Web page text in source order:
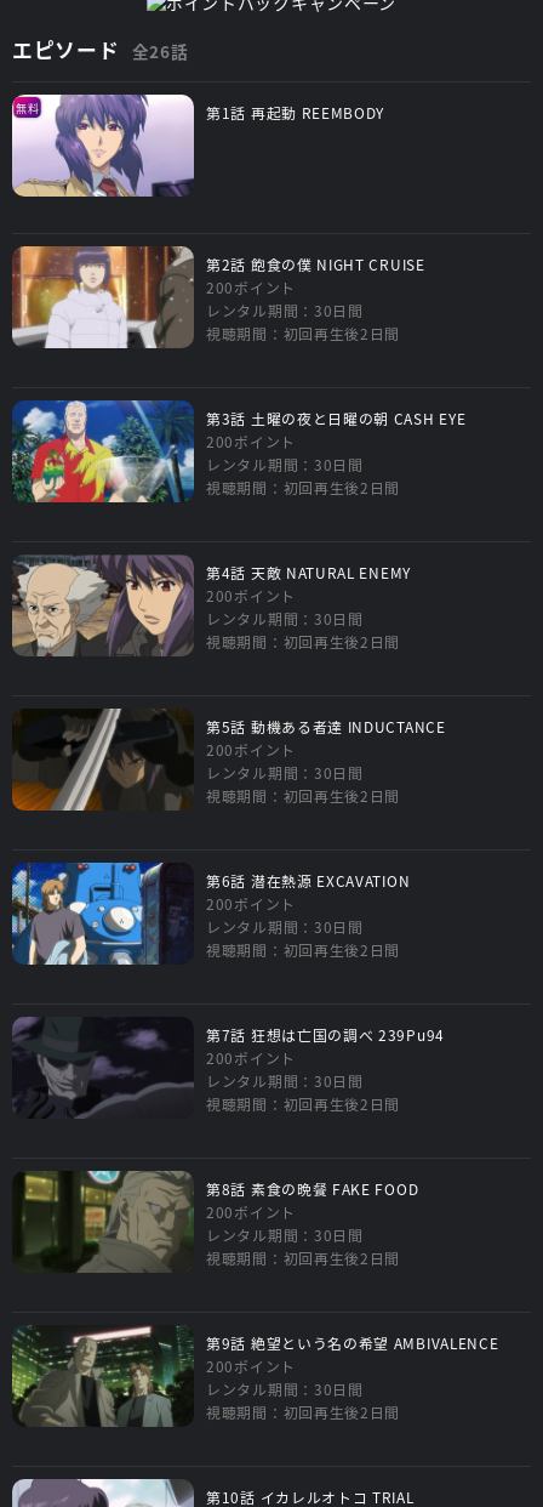
エピソード 全26話
無料 第1話 再起動 REEMBODY
第2話 飽食の僕 NIGHT CRUISE
200ポイント
レンタル期間：30日間
視聴期間：初回再生後2日間
第3話 土曜の夜と日曜の朝 CASH EYE
200ポイント
レンタル期間：30日間
視聴期間：初回再生後2日間
第4話 天敵 NATURAL ENEMY
200ポイント
レンタル期間：30日間
視聴期間：初回再生後2日間
第5話 動機ある者達 INDUCTANCE
200ポイント
レンタル期間：30日間
視聴期間：初回再生後2日間
第6話 潜在熱源 EXCAVATION
200ポイント
レンタル期間：30日間
視聴期間：初回再生後2日間
第7話 狂想は亡国の調べ 239Pu94
200ポイント
レンタル期間：30日間
視聴期間：初回再生後2日間
第8話 素食の晩餐 FAKE FOOD
200ポイント
レンタル期間：30日間
視聴期間：初回再生後2日間
第9話 絶望という名の希望 AMBIVALENCE
200ポイント
レンタル期間：30日間
視聴期間：初回再生後2日間
第10話 イカレルオトコ TRIAL